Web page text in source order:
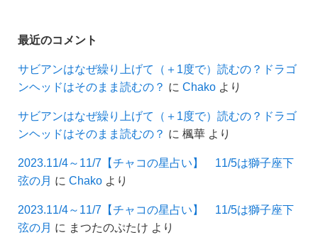
最近のコメント
サビアンはなぜ繰り上げて（＋1度で）読むの？ドラゴ
ンヘッドはそのまま読むの？ に Chakoより
サビアンはなぜ繰り上げて（＋1度で）読むの？ドラゴ
ンヘッドはそのまま読むの？ に 楓華より
2023.11/4～11/7【チャコの星占い】 11/5は獅子座下
弦の月 に Chakoより
2023.11/4～11/7【チャコの星占い】 11/5は獅子座下
弦の月 に まつたのぷたけ より